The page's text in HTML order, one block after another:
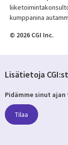
kumppanina
© 2026 CGI Inc.
Lisätietoja
Pidämme sinut
Tilaa